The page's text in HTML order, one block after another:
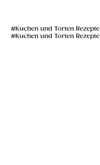
Kuchen und Torten Rezepte
Kuchen und Torten Rezepte